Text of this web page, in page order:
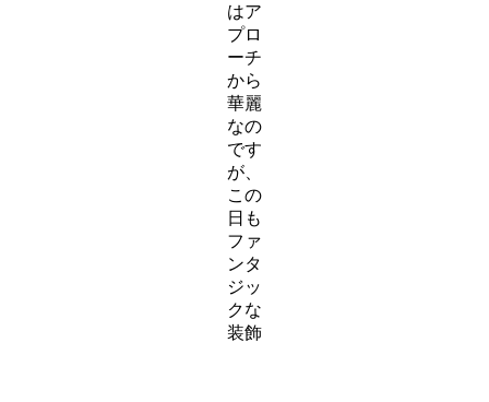
はア
プロ
ーチ
から
華麗
なの
です
が、
この
日も
ファ
ンタ
ジッ
クな
装飾